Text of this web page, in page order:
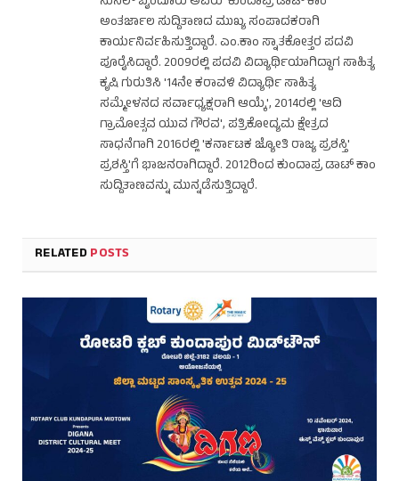
ಅಂತರ್ಜಾಲ ಸುದ್ದಿತಾಣದ ಮುಖ್ಯ ಸಂಪಾದಕರಾಗಿ
ಕಾರ್ಯನಿರ್ವಹಿಸುತ್ತಿದ್ದಾರೆ. ಎಂ.ಕಾಂ ಸ್ನಾತಕೋತ್ತರ ಪದವಿ
ಪೂರೈಸಿದ್ದಾರೆ. 2009ರಲ್ಲಿ ಪದವಿ ವಿದ್ಯಾರ್ಥಿಯಾಗಿದ್ದಾಗ ಸಾಹಿತ್ಯ
ಕೃಷಿ ಗುರುತಿಸಿ '14ನೇ ಕರಾವಳಿ ವಿದ್ಯಾರ್ಥಿ ಸಾಹಿತ್ಯ
ಸಮ್ಮೇಳನದ ಸರ್ವಾಧ್ಯಕ್ಷರಾಗಿ ಆಯ್ಕೆ', 2014ರಲ್ಲಿ 'ಆದಿ
ಗ್ರಾಮೋತ್ಸವ ಯುವ ಗೌರವ', ಪತ್ರಿಕೋದ್ಯಮ ಕ್ಷೇತ್ರದ
ಸಾಧನೆಗಾಗಿ 2016ರಲ್ಲಿ 'ಕರ್ನಾಟಕ ಜ್ಯೋತಿ ರಾಜ್ಯ ಪ್ರಶಸ್ತಿ'
ಪ್ರಶಸ್ತಿ'ಗೆ ಭಾಜನರಾಗಿದ್ದಾರೆ. 2012ರಿಂದ ಕುಂದಾಪ್ರ ಡಾಟ್ ಕಾಂ
ಸುದ್ದಿತಾಣವನ್ನು ಮುನ್ನಡೆಸುತ್ತಿದ್ದಾರೆ.
RELATEDPOSTS